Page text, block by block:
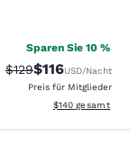
Sparen Sie 10 %
Durchgestrichener
$129Vergünstigter
$116USD/Nacht
Preis für Mitglieder
Geschätzte
$140 gesamt